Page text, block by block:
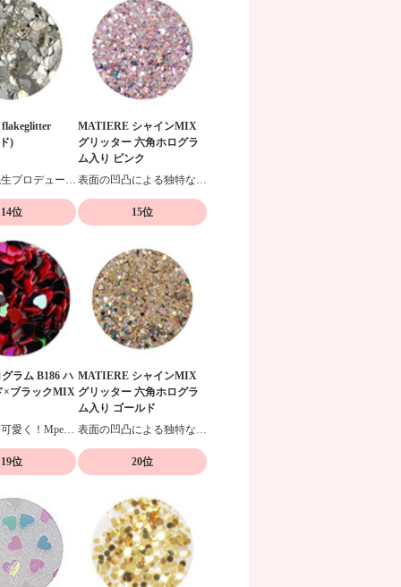
flakeglitter
)
MATIERE シャインMIX
グリッター 六角ホログラ
ム入り ピンク
14位
ラム B186 ハ
×ブラックMIX
お洒落に！可愛く！Mpetit厳選のリーズナブルなホロシリーズ☆
15位
MATIERE シャインMIX
グリッター 六角ホログラ
ム入り ゴールド
表面の凹凸による独特な輝きが特徴
19位 20位